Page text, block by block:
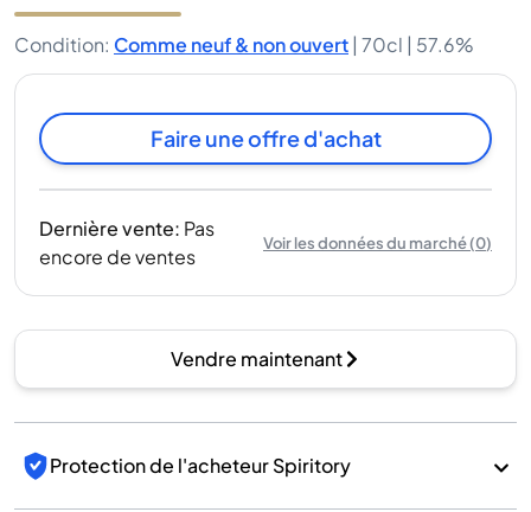
Condition: Comme neuf & non ouvert | 70cl | 57.6%
Faire une offre d'achat
Dernière vente: Pas
encore de ventes
Voir les données du marché(0)
Vendre maintenant
Protection de l'acheteur Spiritory